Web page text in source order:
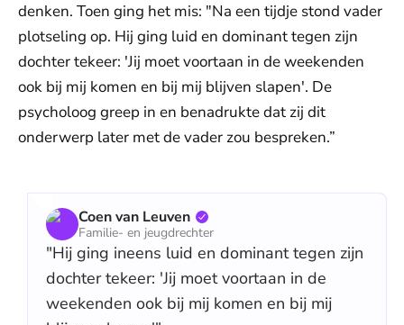
denken. Toen ging het mis: "Na een tijdje stond vader
plotseling op. Hij ging luid en dominant tegen zijn
dochter tekeer: 'Jij moet voortaan in de weekenden
ook bij mij komen en bij mij blijven slapen'. De
psycholoog greep in en benadrukte dat zij dit
onderwerp later met de vader zou bespreken.”
Coen van Leuven
Familie- en jeugdrechter
"Hij ging ineens luid en dominant tegen zijn
dochter tekeer: 'Jij moet voortaan in de
weekenden ook bij mij komen en bij mij